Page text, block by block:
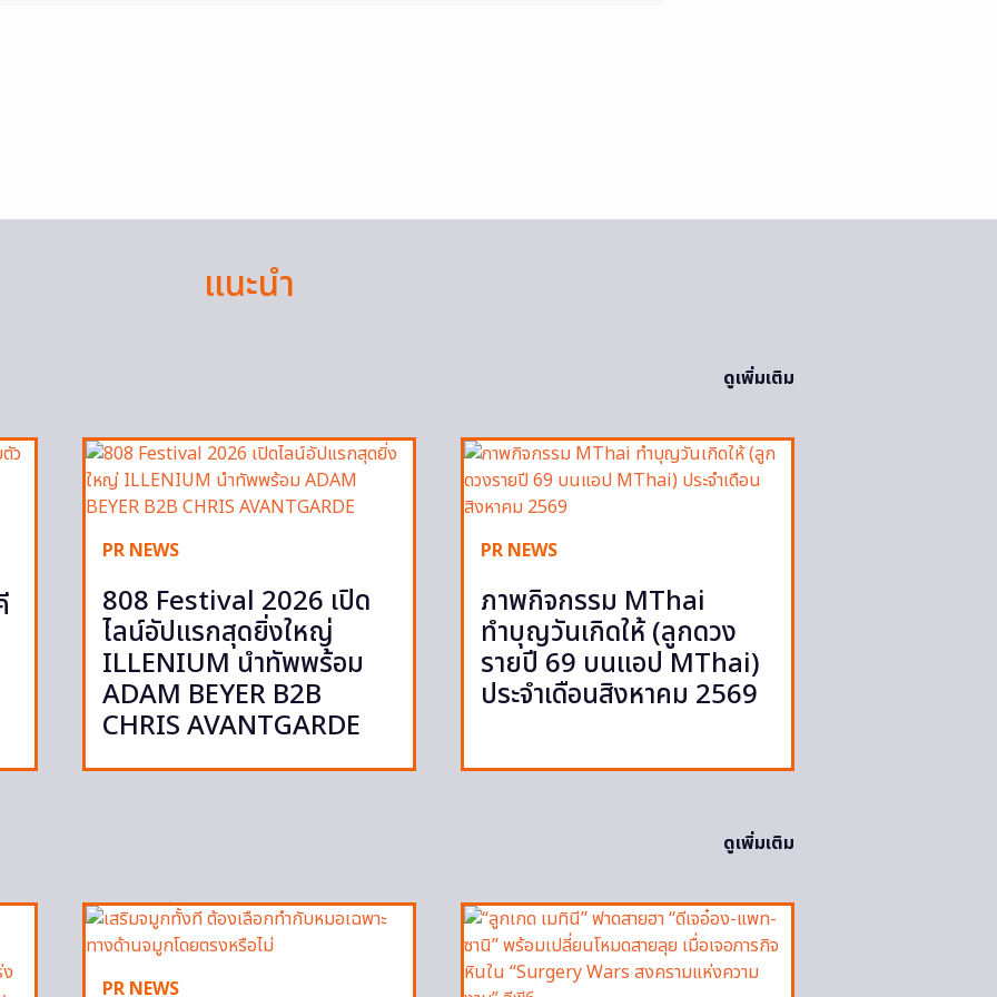
แนะนำ
ดูเพิ่มเติม
PR NEWS
808 Festival 2026 เปิด
ไลน์อัปแรกสุดยิ่งใหญ่
ILLENIUM นำทัพพร้อม
ADAM BEYER B2B
CHRIS AVANTGARDE
PR NEWS
ภาพกิจกรรม MThai
ทำบุญวันเกิดให้ (ลูกดวง
รายปี 69 บนแอป MThai)
ประจำเดือนสิงหาคม 2569
ดูเพิ่มเติม
PR NEWS